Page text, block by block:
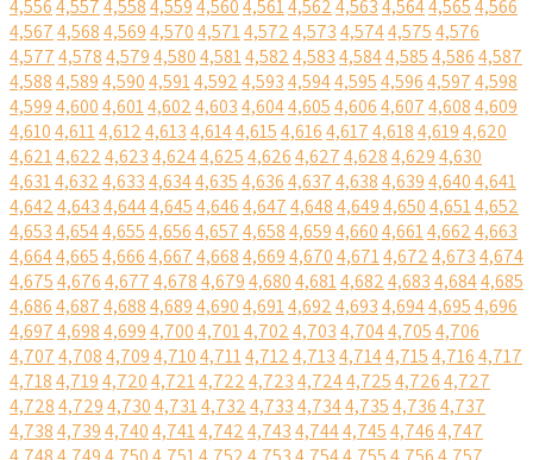
4,5564,5574,5584,5594,5604,5614,5624,5634,5644,5654,566
4,5674,5684,5694,5704,5714,5724,5734,5744,5754,576
4,5774,5784,5794,5804,5814,5824,5834,5844,5854,5864,587
4,5884,5894,5904,5914,5924,5934,5944,5954,5964,5974,598
4,5994,6004,6014,6024,6034,6044,6054,6064,6074,6084,609
4,6104,6114,6124,6134,6144,6154,6164,6174,6184,6194,620
4,6214,6224,6234,6244,6254,6264,6274,6284,6294,630
4,6314,6324,6334,6344,6354,6364,6374,6384,6394,6404,641
4,6424,6434,6444,6454,6464,6474,6484,6494,6504,6514,652
4,6534,6544,6554,6564,6574,6584,6594,6604,6614,6624,663
4,6644,6654,6664,6674,6684,6694,6704,6714,6724,6734,674
4,6754,6764,6774,6784,6794,6804,6814,6824,6834,6844,685
4,6864,6874,6884,6894,6904,6914,6924,6934,6944,6954,696
4,6974,6984,6994,7004,7014,7024,7034,7044,7054,706
4,7074,7084,7094,7104,7114,7124,7134,7144,7154,7164,717
4,7184,7194,7204,7214,7224,7234,7244,7254,7264,727
4,7284,7294,7304,7314,7324,7334,7344,7354,7364,737
4,7384,7394,7404,7414,7424,7434,7444,7454,7464,747